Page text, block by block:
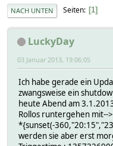
NACH UNTEN Seiten 1
LuckyDay
03 Januar 2013, 19:06:05
Ich habe gerade ein
zwangsweise ein
heute Abend am
Rollos runtergehen mit-->
*{sunset(-
werden sie aber erst